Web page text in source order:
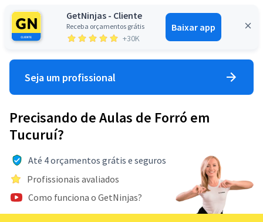
GetNinjas - Cliente
Receba orçamentos grátis
+30K
Baixar app
Entrar
Seja um profissional
Precisando de Aulas de Forró em
Tucuruí?
Até 4 orçamentos grátis e seguros
Profissionais avaliados
Como funciona o GetNinjas?